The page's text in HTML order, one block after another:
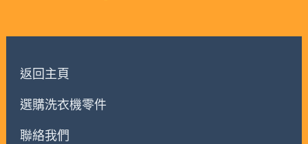
返回主頁
選購洗衣機零件
聯絡我們